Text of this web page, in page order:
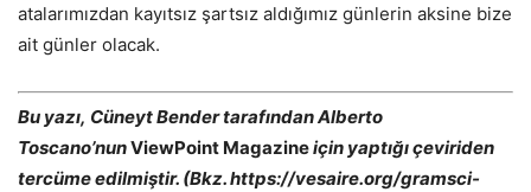
atalarımızdan kayıtsız şartsız aldığımız günlerin aksine bize
ait günler olacak.
Bu yazı, Cüneyt Bender tarafından Alberto
Toscano’nunViewPoint Magazineiçin yaptığı çeviriden
tercüme edilmiştir. (Bkz. https://vesaire.org/gramsci-